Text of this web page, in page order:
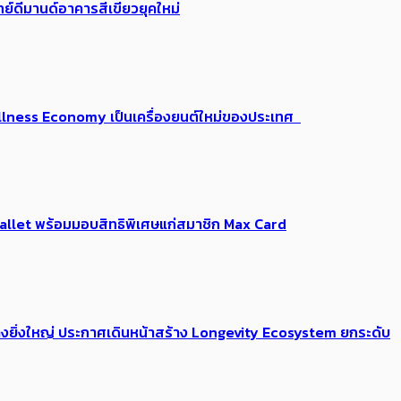
ย์ดีมานด์อาคารสีเขียวยุคใหม่
Economy เป็นเครื่องยนต์ใหม่ของประเทศ
พร้อมมอบสิทธิพิเศษแก่สมาชิก Max Card
งใหญ่ ประกาศเดินหน้าสร้าง Longevity Ecosystem ยกระดับ